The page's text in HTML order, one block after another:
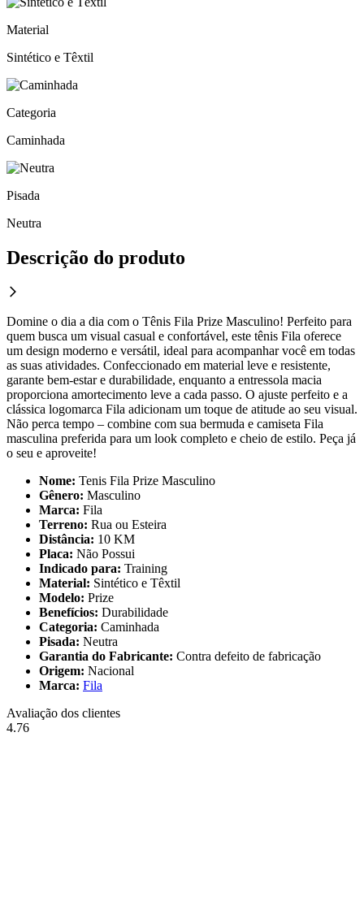
Material
Sintético e Têxtil
Categoria
Caminhada
Pisada
Neutra
Descrição do produto
Domine o dia a dia com o Tênis Fila Prize Masculino! Perfeito para
quem busca um visual casual e confortável, este tênis Fila oferece
um design moderno e versátil, ideal para acompanhar você em todas
as suas atividades. Confeccionado em material leve e resistente,
garante bem-estar e durabilidade, enquanto a entressola macia
proporciona amortecimento leve a cada passo. O ajuste perfeito e a
clássica logomarca Fila adicionam um toque de atitude ao seu visual.
Não perca tempo – combine com sua bermuda e camiseta Fila
masculina preferida para um look completo e cheio de estilo. Peça já
o seu e aproveite!
Nome: Tenis Fila Prize Masculino
Gênero: Masculino
Marca: Fila
Terreno: Rua ou Esteira
Distância: 10 KM
Placa: Não Possui
Indicado para: Training
Material: Sintético e Têxtil
Modelo: Prize
Benefícios: Durabilidade
Categoria: Caminhada
Pisada: Neutra
Garantia do Fabricante: Contra defeito de fabricação
Origem: Nacional
Marca: Fila
Avaliação dos clientes
4.76